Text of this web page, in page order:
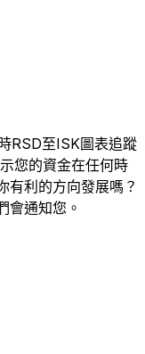
RSD至ISK圖表追蹤
您的資金在任何時
有利的方向發展嗎？
會通知您。